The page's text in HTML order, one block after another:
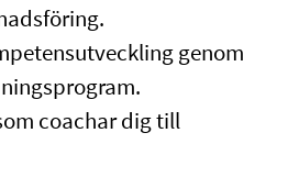
genom
coachar dig till